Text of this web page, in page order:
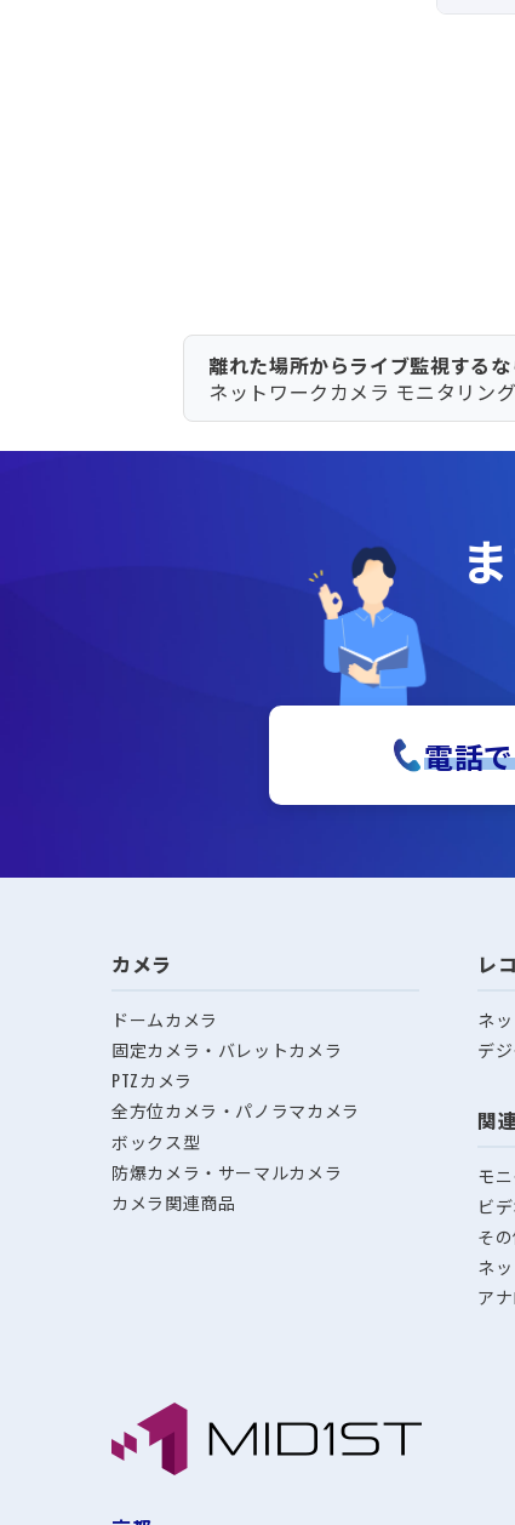
離れた場所からライブ監視するな
ネットワークカメラ モニタリン
電話
カメラ
ドームカメラ
固定カメラ・バレットカメラ
PTZカメラ
全方位カメラ・パノラマカメラ
ボックス型
防爆カメラ・サーマルカメラ
カメラ関連商品
レ
ネ
デ
関
モ
ビ
そ
ネ
ア